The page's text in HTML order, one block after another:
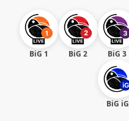
BiG 1 BiG 2 BiG 3
BiG iG